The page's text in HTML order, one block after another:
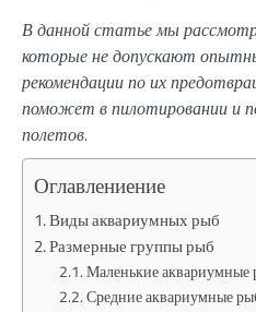
В данной статье мы
которые не допускают
рекомендации по их
поможет в пилотировании и
полетов.
Оглавлениение
Виды аквариумных рыб
Размерные группы рыб
Маленькие аквариумные
Средние аквариумные